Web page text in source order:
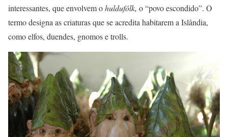
interessantes, que envolvem ohuldufólk, o “povo escondido”. O
termo designa as criaturas que se acredita habitarem a Islândia,
como elfos, duendes, gnomos e trolls.